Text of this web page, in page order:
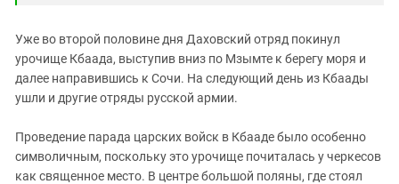
Уже во второй половине дня Даховский отряд покинул
урочище Кбаада, выступив вниз по Мзымте к берегу моря и
далее направившись к Сочи. На следующий день из Кбаады
ушли и другие отряды русской армии.
Проведение парада царских войск в Кбааде было особенно
символичным, поскольку это урочище почиталась у черкесов
как священное место. В центре большой поляны, где стоял